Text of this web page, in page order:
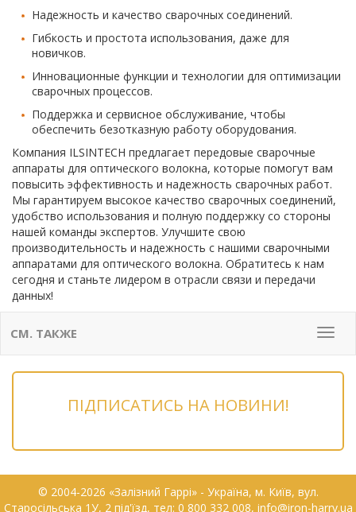
Надежность и качество сварочных соединений.
Гибкость и простота использования, даже для
новичков.
Инновационные функции и технологии для оптимизации
сварочных процессов.
Поддержка и сервисное обслуживание, чтобы
обеспечить безотказную работу оборудования.
Компания ILSINTECH предлагает передовые сварочные
аппараты для оптического волокна, которые помогут вам
повысить эффективность и надежность сварочных работ.
Мы гарантируем высокое качество сварочных соединений,
удобство использования и полную поддержку со стороны
нашей команды экспертов. Улучшите свою
производительность и надежность с нашими сварочными
аппаратами для оптического волокна. Обратитесь к нам
сегодня и станьте лидером в отрасли связи и передачи
данных!
Меню
СМ. ТАКЖЕ
ПІДПИСАТИСЬ НА НОВИНИ!
© 2004-2026 «Залізний Гаррі» - Українa, м. Київ, вул.
Старосільська 1У, 2 під'їзд, тел: 0 800 332 008, info@iron-harry.ua